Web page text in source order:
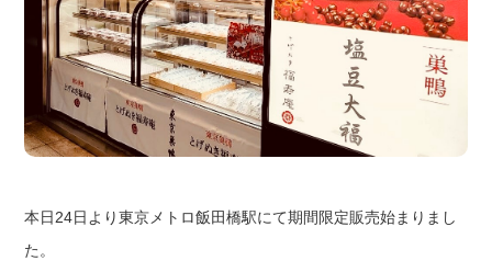
本日24日より東京メトロ飯田橋駅にて期間限定販売始まりまし
た。